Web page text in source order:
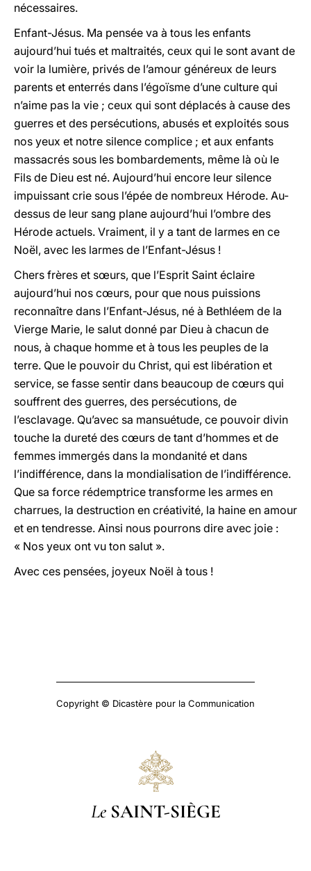
nécessaires.
Enfant-Jésus. Ma pensée va à tous les enfants
aujourd’hui tués et maltraités, ceux qui le sont avant de
voir la lumière, privés de l’amour généreux de leurs
parents et enterrés dans l’égoïsme d’une culture qui
n’aime pas la vie ; ceux qui sont déplacés à cause des
guerres et des persécutions, abusés et exploités sous
nos yeux et notre silence complice ; et aux enfants
massacrés sous les bombardements, même là où le
Fils de Dieu est né. Aujourd’hui encore leur silence
impuissant crie sous l’épée de nombreux Hérode. Au-
dessus de leur sang plane aujourd’hui l’ombre des
Hérode actuels. Vraiment, il y a tant de larmes en ce
Noël, avec les larmes de l’Enfant-Jésus !
Chers frères et sœurs, que l’Esprit Saint éclaire
aujourd’hui nos cœurs, pour que nous puissions
reconnaître dans l’Enfant-Jésus, né à Bethléem de la
Vierge Marie, le salut donné par Dieu à chacun de
nous, à chaque homme et à tous les peuples de la
terre. Que le pouvoir du Christ, qui est libération et
service, se fasse sentir dans beaucoup de cœurs qui
souffrent des guerres, des persécutions, de
l’esclavage. Qu’avec sa mansuétude, ce pouvoir divin
touche la dureté des cœurs de tant d’hommes et de
femmes immergés dans la mondanité et dans
l’indifférence, dans la mondialisation de l’indifférence.
Que sa force rédemptrice transforme les armes en
charrues, la destruction en créativité, la haine en amour
et en tendresse. Ainsi nous pourrons dire avec joie :
« Nos yeux ont vu ton salut ».
Avec ces pensées, joyeux Noël à tous !
Copyright © Dicastère pour la Communication
Le SAINT-SIÈGE